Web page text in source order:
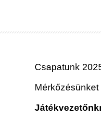
Csapatunk
Mérkőzésünket